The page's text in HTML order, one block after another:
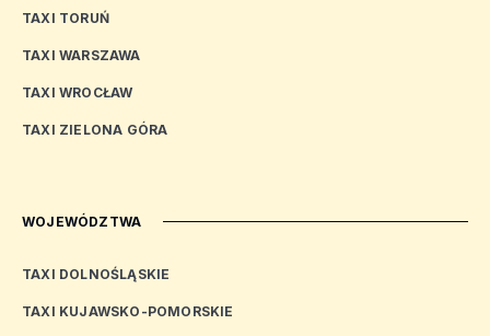
TAXI TORUŃ
TAXI WARSZAWA
TAXI WROCŁAW
TAXI ZIELONA GÓRA
WOJEWÓDZTWA
TAXI DOLNOŚLĄSKIE
TAXI KUJAWSKO-POMORSKIE